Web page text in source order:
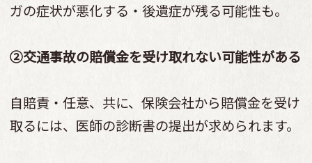
ガの症状が悪化する・後遺症が残る可能性も。
②交通事故の賠償金を受け取れない可能性がある
自賠責・任意、共に、保険会社から賠償金を受け
取るには、医師の診断書の提出が求められます。